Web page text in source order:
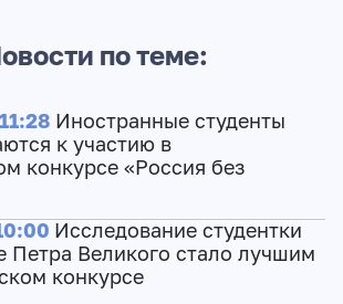
по теме:
Иностранные студенты
к участию в
конкурсе «Россия без
Исследование студентки
Петра Великого стало лучшим
конкурсе